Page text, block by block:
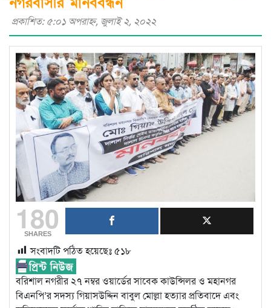
প্রকাশিত: ৫:০১ অপরাহ্ণ, জুলাই ২, ২০২২
180
SHARES
সংবাদটি পঠিত হয়েছেঃ ৫১৮
বরিশাল নগরীর ২৭ নম্বর ওয়ার্ডের সাবেক কাউন্সিলর ও মহানগর
বিএনপি’র সদস্য গিয়াসউদ্দিন বাবুল মোল্লা হত্যার প্রতিবাদে এবং